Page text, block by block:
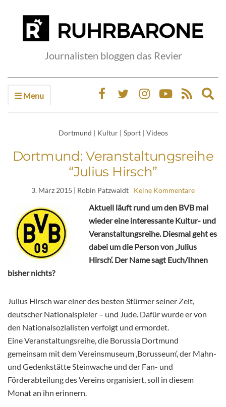
Journalisten bloggen das Revier
Menu
Dortmund | Kultur | Sport | Videos
Dortmund: Veranstaltungsreihe
“Julius Hirsch”
3. März 2015 | Robin Patzwaldt Keine Kommentare
Aktuell läuft rund um den BVB mal
wieder eine interessante Kultur- und
Veranstaltungsreihe. Diesmal geht es
dabei um die Person von ‚Julius
Hirsch‘. Der Name sagt Euch/Ihnen
bisher nichts?
Julius Hirsch war einer des besten Stürmer seiner Zeit,
deutscher Nationalspieler – und Jude. Dafür wurde er von
den Nationalsozialisten verfolgt und ermordet.
Eine Veranstaltungsreihe, die Borussia Dortmund
gemeinsam mit dem Vereinsmuseum ‚Borusseum‘, der Mahn-
und Gedenkstätte Steinwache und der Fan- und
Förderabteilung des Vereins organisiert, soll in diesem
Monat an ihn erinnern.